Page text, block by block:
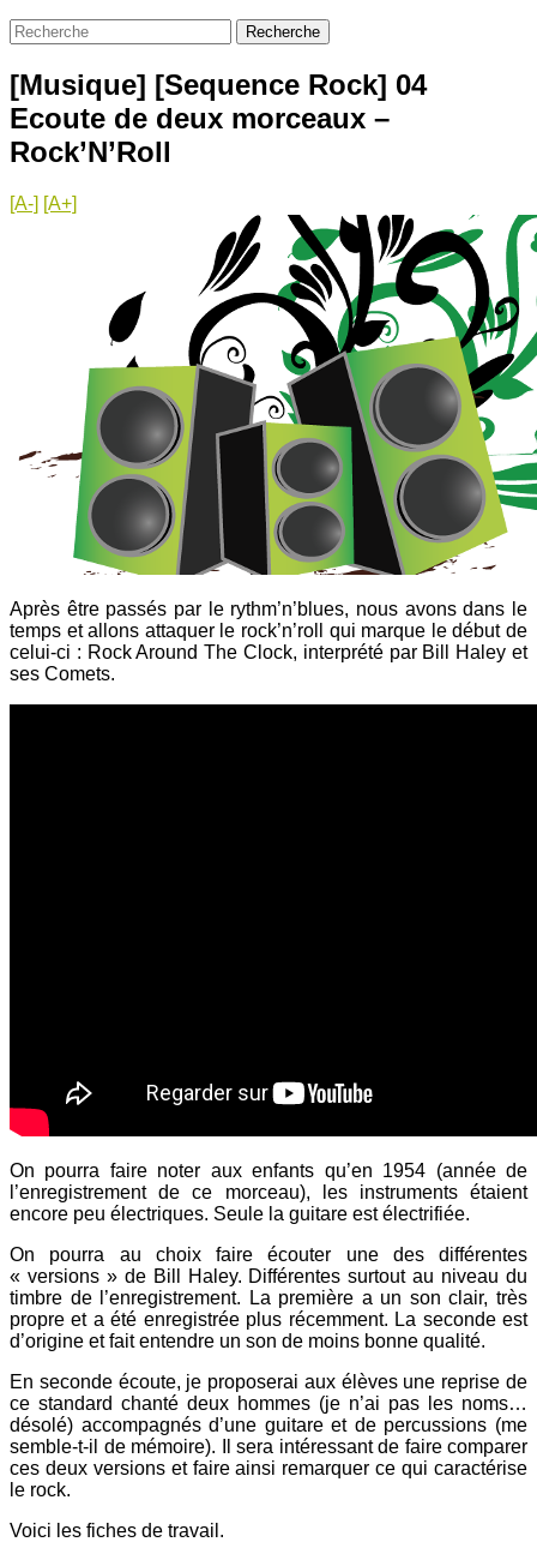
[Musique] [Sequence Rock] 04
Ecoute de deux morceaux –
Rock’N’Roll
[A-] [A+]
Après être passés par le rythm’n’blues, nous avons dans le
temps et allons attaquer le rock’n’roll qui marque le début de
celui-ci : Rock Around The Clock, interprété par Bill Haley et
ses Comets.
On pourra faire noter aux enfants qu’en 1954 (année de
l’enregistrement de ce morceau), les instruments étaient
encore peu électriques. Seule la guitare est électrifiée.
On pourra au choix faire écouter une des différentes
« versions » de Bill Haley. Différentes surtout au niveau du
timbre de l’enregistrement. La première a un son clair, très
propre et a été enregistrée plus récemment. La seconde est
d’origine et fait entendre un son de moins bonne qualité.
En seconde écoute, je proposerai aux élèves une reprise de
ce standard chanté deux hommes (je n’ai pas les noms…
désolé) accompagnés d’une guitare et de percussions (me
semble-t-il de mémoire). Il sera intéressant de faire comparer
ces deux versions et faire ainsi remarquer ce qui caractérise
le rock.
Voici les fiches de travail.